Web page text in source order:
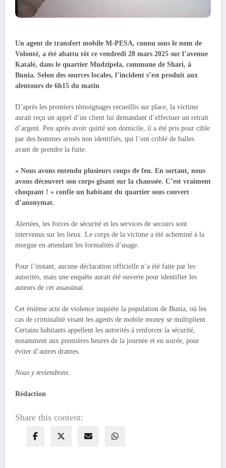
Un agent de transfert mobile M-PESA, connu sous le nom de
Volonté, a été abattu tôt ce vendredi 28 mars 2025 sur l’avenue
Katalé, dans le quartier Mudzipela, commune de Shari, à
Bunia. Selon des sources locales, l’incident s’est produit aux
alentours de 6h15 du matin.
D’après les premiers témoignages recueillis sur place, la victime
aurait reçu un appel d’un client lui demandant d’effectuer un retrait
d’argent. Peu après avoir quitté son domicile, il a été pris pour cible
par des hommes armés non identifiés, qui l’ont criblé de balles
avant de prendre la fuite.
« Nous avons entendu plusieurs coups de feu. En sortant, nous
avons découvert son corps gisant sur la chaussée. C’est vraiment
choquant ! » confie un habitant du quartier sous couvert
d’anonymat.
Alertées, les forces de sécurité et les services de secours sont
intervenus sur les lieux. Le corps de la victime a été acheminé à la
morgue en attendant les formalités d’usage.
Pour l’instant, aucune déclaration officielle n’a été faite par les
autorités, mais une enquête aurait été ouverte pour identifier les
auteurs de cet assassinat.
Cet énième acte de violence inquiète la population de Bunia, où les
cas de criminalité visant les agents de mobile money se multiplient.
Certains habitants appellent les autorités à renforcer la sécurité,
notamment aux premières heures de la journée et en soirée, pour
éviter d’autres drames.
Nous y reviendrons.
Rédaction
Share this content: